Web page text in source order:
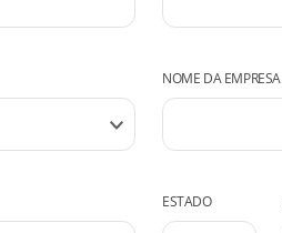
NOME DA EMPRESA
ESTADO